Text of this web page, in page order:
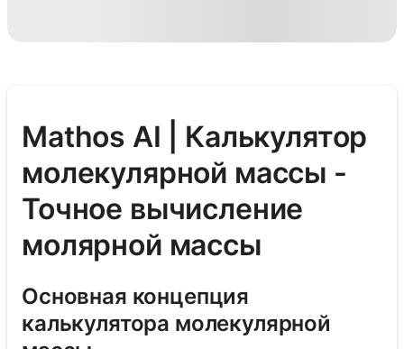
Mathos AI | Калькулятор
молекулярной массы -
Точное вычисление
молярной массы
Основная концепция
калькулятора молекулярной